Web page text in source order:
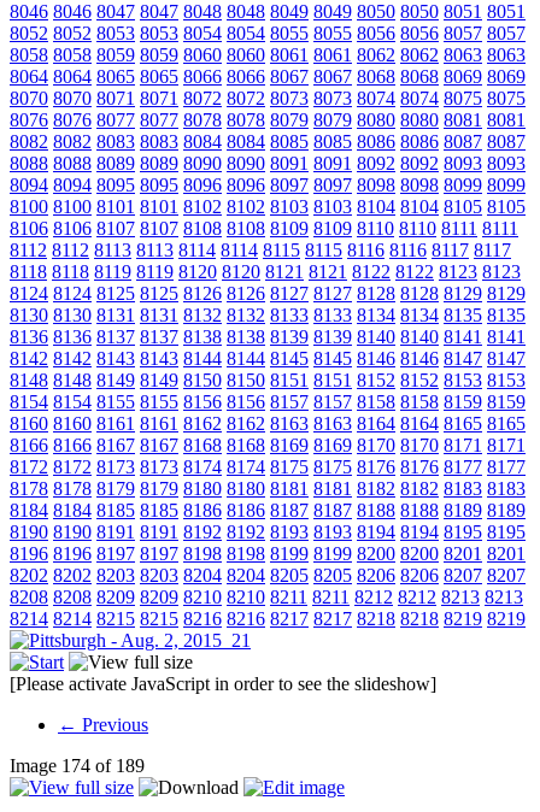
8046 8046 8047 8047 8048 8048 8049 8049 8050 8050 8051 8051
8052 8052 8053 8053 8054 8054 8055 8055 8056 8056 8057 8057
8058 8058 8059 8059 8060 8060 8061 8061 8062 8062 8063 8063
8064 8064 8065 8065 8066 8066 8067 8067 8068 8068 8069 8069
8070 8070 8071 8071 8072 8072 8073 8073 8074 8074 8075 8075
8076 8076 8077 8077 8078 8078 8079 8079 8080 8080 8081 8081
8082 8082 8083 8083 8084 8084 8085 8085 8086 8086 8087 8087
8088 8088 8089 8089 8090 8090 8091 8091 8092 8092 8093 8093
8094 8094 8095 8095 8096 8096 8097 8097 8098 8098 8099 8099
8100 8100 8101 8101 8102 8102 8103 8103 8104 8104 8105 8105
8106 8106 8107 8107 8108 8108 8109 8109 8110 8110 8111 8111
8112 8112 8113 8113 8114 8114 8115 8115 8116 8116 8117 8117
8118 8118 8119 8119 8120 8120 8121 8121 8122 8122 8123 8123
8124 8124 8125 8125 8126 8126 8127 8127 8128 8128 8129 8129
8130 8130 8131 8131 8132 8132 8133 8133 8134 8134 8135 8135
8136 8136 8137 8137 8138 8138 8139 8139 8140 8140 8141 8141
8142 8142 8143 8143 8144 8144 8145 8145 8146 8146 8147 8147
8148 8148 8149 8149 8150 8150 8151 8151 8152 8152 8153 8153
8154 8154 8155 8155 8156 8156 8157 8157 8158 8158 8159 8159
8160 8160 8161 8161 8162 8162 8163 8163 8164 8164 8165 8165
8166 8166 8167 8167 8168 8168 8169 8169 8170 8170 8171 8171
8172 8172 8173 8173 8174 8174 8175 8175 8176 8176 8177 8177
8178 8178 8179 8179 8180 8180 8181 8181 8182 8182 8183 8183
8184 8184 8185 8185 8186 8186 8187 8187 8188 8188 8189 8189
8190 8190 8191 8191 8192 8192 8193 8193 8194 8194 8195 8195
8196 8196 8197 8197 8198 8198 8199 8199 8200 8200 8201 8201
8202 8202 8203 8203 8204 8204 8205 8205 8206 8206 8207 8207
8208 8208 8209 8209 8210 8210 8211 8211 8212 8212 8213 8213
8214 8214 8215 8215 8216 8216 8217 8217 8218 8218 8219 8219
[Please activate JavaScript in order to see the slideshow]
← Previous
Image 174 of 189